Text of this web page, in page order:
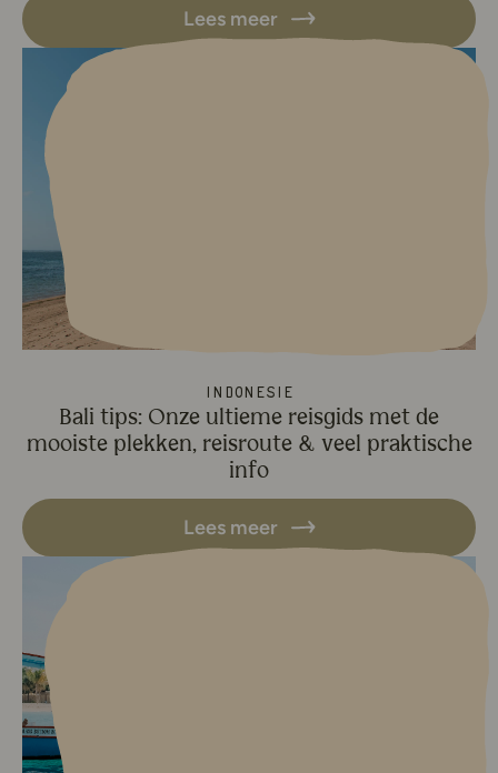
Lees meer
Indonesië
Bali tips: Onze ultieme reisgids met de
mooiste plekken, reisroute & veel praktische
info
Lees meer
Lees meer over Bali tips:
Lees meer over Gili Eilanden: